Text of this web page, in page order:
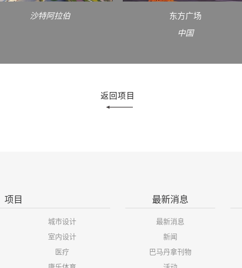
沙特阿拉伯
东方广场
中国
返回项目
项目
城市设计
室内设计
医疗
最新消息
最新消息
新闻
巴马丹拿刊物